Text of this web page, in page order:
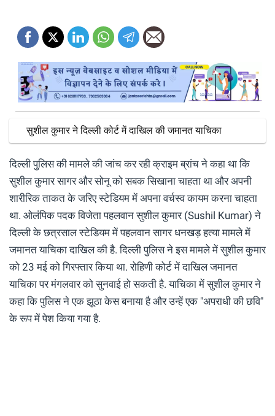
सुशील कुमार ने दिल्ली कोर्ट में दाखिल की जमानत याचिका
दिल्ली पुलिस कीमामले की जांच कर रहीक्राइम ब्रांच ने कहा था कि
सुशील कुमार सागर और सोनू को सबक सिखाना चाहता था और अपनी
शारीरिक ताकत के जरिए स्टेडियम में अपना वर्चस्व कायम करना चाहता
था. ओलंपिक पदक विजेता पहलवान सुशील कुमार (Sushil Kumar) ने
दिल्ली के छत्रसाल स्टेडियम में पहलवान सागर धनखड़ हत्या मामले में
जमानत याचिका दाखिल की है. दिल्ली पुलिस ने इस मामले में सुशील कुमार
को 23 मई को गिरफ्तार किया था. रोहिणी कोर्ट में दाखिल जमानत
याचिका पर मंगलवार को सुनवाई हो सकती है. याचिका में सुशील कुमार ने
कहा कि पुलिस ने एक झूठा केस बनाया है और उन्हें एक "अपराधी की छवि"
के रूप में पेश किया गया है.